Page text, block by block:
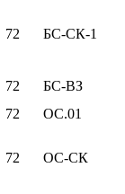
72 БС-СК-1
72
БС-ВЗ
72
ОС.01
72 ОС-СК